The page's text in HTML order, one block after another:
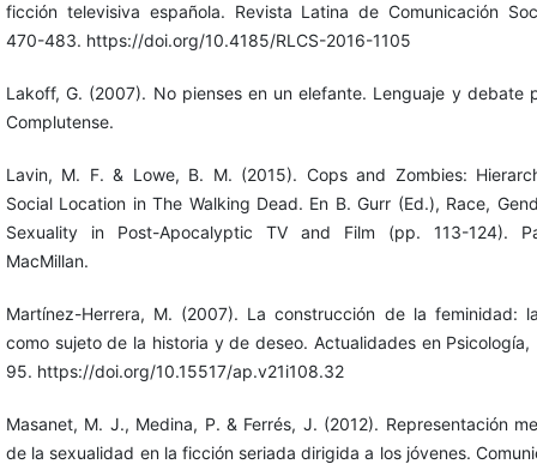
ficción televisiva española. Revista Latina de Comunicación
470-483. https://doi.org/10.4185/RLCS-2016-1105
Lakoff, G. (2007). No pienses en un elefante. Lenguaje y debate
Complutense.
Lavin, M. F. & Lowe, B. M. (2015). Cops and Zombies:
Social Location in The Walking Dead. En B. Gurr (Ed.), Race,
Sexuality in Post-Apocalyptic TV and Film (pp. 113-124).
MacMillan.
Martínez-Herrera, M. (2007). La construcción de la feminidad:
como sujeto de la historia y de deseo. Actualidades en Psicología,
95. https://doi.org/10.15517/ap.v21i108.32
Masanet, M. J., Medina, P. & Ferrés, J. (2012). Representación
de la sexualidad en la ficción seriada dirigida a los jóvenes.